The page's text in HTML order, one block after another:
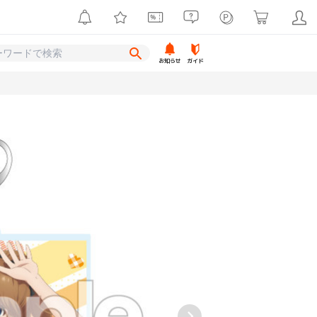
お知らせ ガイド